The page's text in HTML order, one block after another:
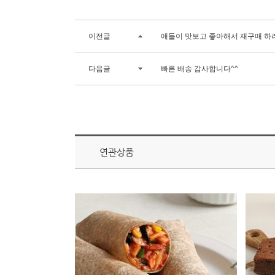
이전글 애들이 맛보고 좋아해서 재구매 하
다음글 빠른 배송 감사합니다^^
연관상품